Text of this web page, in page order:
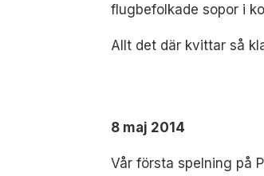
flugbefolkade sopor i
Allt det där kvittar så
8 maj 2014
Vår första spelning på